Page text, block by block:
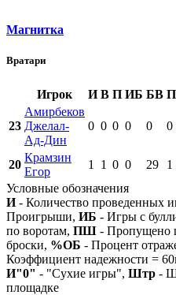
Магнитка
Вратари
Игрок И В П ИБ БВ
23
Амирбеков
Джелал-
Ад-Дин
0 0 0 0 0 0
20
Крамзин
Егор
1 1 0 0 29 1
Условные обозначения
И- Количество проведенных
Проигрыши, ИБ - Игры с
по воротам, ПШ - Пропущено
броски, %ОБ - Процент
Коэффициент надежности =
И"0" - "Сухие игры", Штр -
площадке